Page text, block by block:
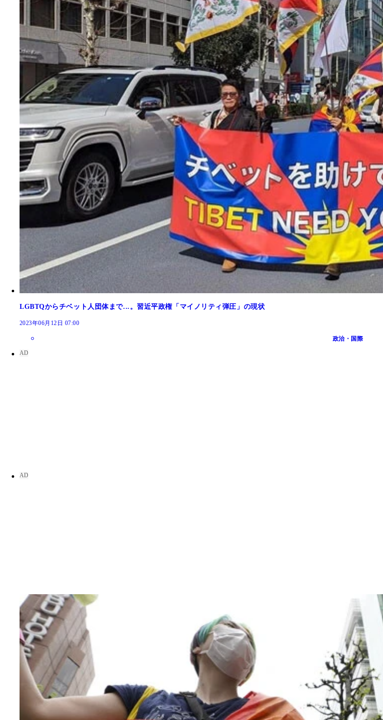
今年3月7日、「結婚の自由をすべての人に」訴訟の高裁判決があり、名古屋高裁は現行の法制
下の平等を定める憲法第14条1項、個人の尊厳と両性の本質的平等を掲げた第24条2項に違反す
についてここまで違憲判決が続くのは歴史上極めてまれだという（写真提供／Marriage For All
2022～23年にアメリカのピュー・リサーチ・センターが世界32の国と地域で実施した調査では、
people around the world view same-sex marriage）
LGBTQからチベット人団体まで...。習近平政権「マイノリティ弾圧」の現状
2023年06月12日 07:00
政治・国際